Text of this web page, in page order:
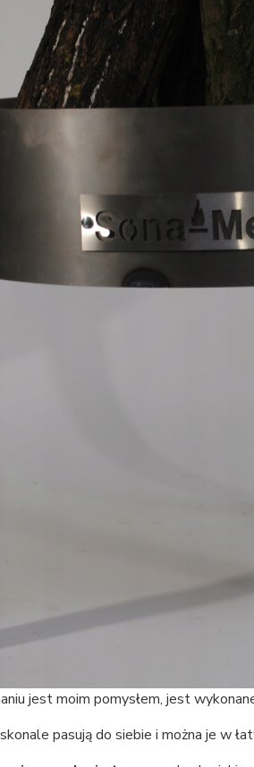
jest moim pomysłem, jest
pasują do siebie i można je w